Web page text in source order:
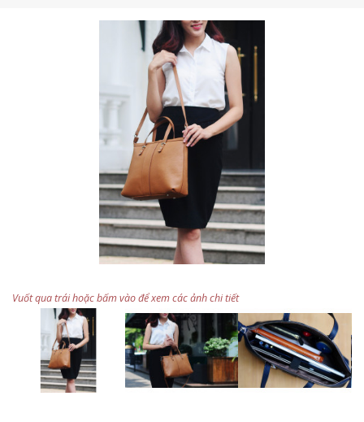
Vuốt qua trái hoặc bấm vào để xem các ảnh chi tiết